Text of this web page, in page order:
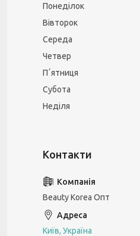
Понеділок
Вівторок
Середа
Четвер
Пʼятниця
Субота
Неділя
Beauty Korea Опт
Київ, Україна